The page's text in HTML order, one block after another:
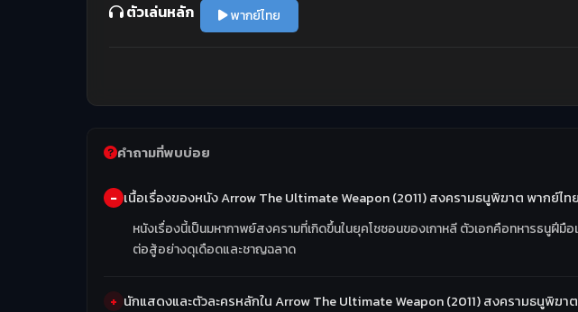
ตัวเล่นหลัก พากย์ไทย
คำถามที่พบบ่อย
เนื้อเรื่องของหนัง Arrow The Ultimate Weapon (2011) สงครามธนูพิฆาต พากย์ไท
หนังเรื่องนี้เป็นมหากาพย์สงครามที่เกิดขึ้นในยุคโชซอนของเกาหลี ตัวเอกคือทหารธนูฝี
ต่อสู้อย่างดุเดือดและชาญฉลาด
นักแสดงและตัวละครหลักใน Arrow The Ultimate Weapon (2011) สงครามธนูพิฆา